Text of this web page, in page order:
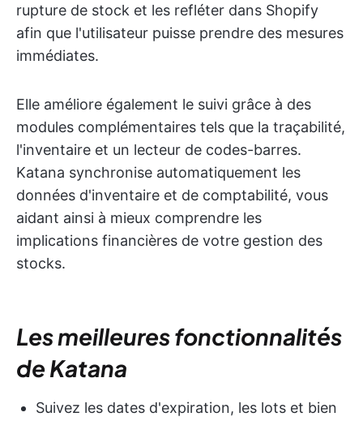
rupture de stock et les refléter dans Shopify
afin que l'utilisateur puisse prendre des mesures
immédiates.
Elle améliore également le suivi grâce à des
modules complémentaires tels que la traçabilité,
l'inventaire et un lecteur de codes-barres.
Katana synchronise automatiquement les
données d'inventaire et de comptabilité, vous
aidant ainsi à mieux comprendre les
implications financières de votre gestion des
stocks.
Les meilleures fonctionnalités
de Katana
Suivez les dates d'expiration, les lots et bien